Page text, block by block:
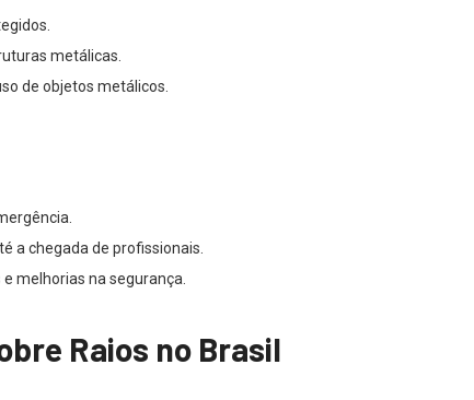
metálicas.
de objetos metálicos.
a chegada de profissionais.
melhorias na segurança.
Raios no Brasil